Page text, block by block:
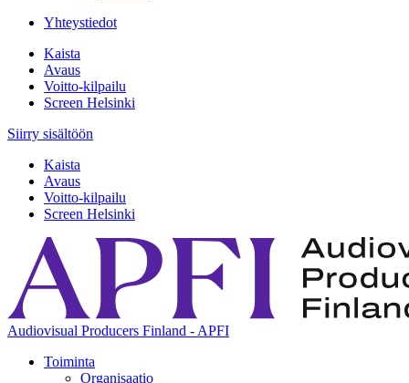
Yhteystiedot
Kaista
Avaus
Voitto-kilpailu
Screen Helsinki
Siirry sisältöön
Kaista
Avaus
Voitto-kilpailu
Screen Helsinki
Audiovisual Producers Finland - APFI
Toiminta
Organisaatio